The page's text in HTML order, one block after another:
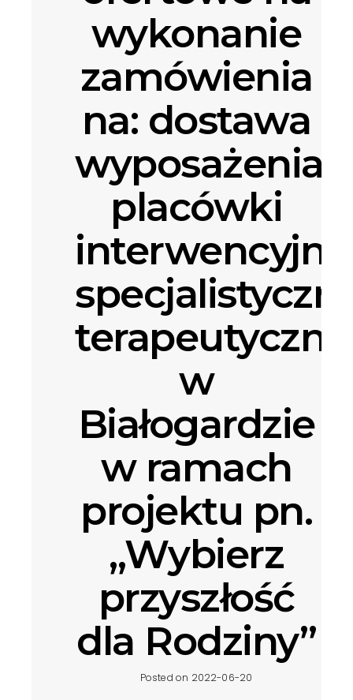
wykonanie
zamówienia
na: dostawa
wyposażenia
placówki
w
Białogardzie
w ramach
projektu pn.
„Wybierz
przyszłość
dla Rodziny”
Posted on 2022-06-20